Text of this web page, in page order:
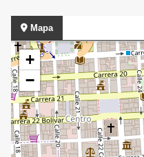
Mapa
+
−